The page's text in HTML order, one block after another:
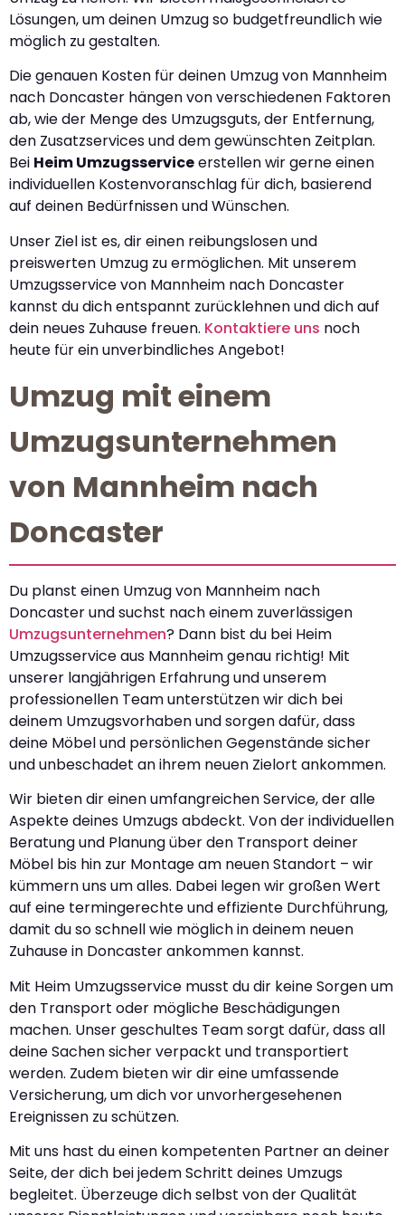
Lösungen, um deinen Umzug so budgetfreundlich wie
möglich zu gestalten.
Die genauen Kosten für deinen Umzug von Mannheim
nach Doncaster hängen von verschiedenen Faktoren
ab, wie der Menge des Umzugsguts, der Entfernung,
den Zusatzservices und dem gewünschten Zeitplan.
Bei Heim Umzugsserviceerstellen wir gerne einen
individuellen Kostenvoranschlag für dich, basierend
auf deinen Bedürfnissen und Wünschen.
Unser Ziel ist es, dir einen reibungslosen und
preiswerten Umzug zu ermöglichen. Mit unserem
Umzugsservice von Mannheim nach Doncaster
kannst du dich entspannt zurücklehnen und dich auf
dein neues Zuhause freuen. Kontaktiere uns noch
heute für ein unverbindliches Angebot!
Umzug mit einem
Umzugsunternehmen
von Mannheim nach
Doncaster
Du planst einen Umzug von Mannheim nach
Doncaster und suchst nach einem zuverlässigen
Umzugsunternehmen? Dann bist du bei Heim
Umzugsservice aus Mannheim genau richtig! Mit
unserer langjährigen Erfahrung und unserem
professionellen Team unterstützen wir dich bei
deinem Umzugsvorhaben und sorgen dafür, dass
deine Möbel und persönlichen Gegenstände sicher
und unbeschadet an ihrem neuen Zielort ankommen.
Wir bieten dir einen umfangreichen Service, der alle
Aspekte deines Umzugs abdeckt. Von der individuellen
Beratung und Planung über den Transport deiner
Möbel bis hin zur Montage am neuen Standort – wir
kümmern uns um alles. Dabei legen wir großen Wert
auf eine termingerechte und effiziente Durchführung,
damit du so schnell wie möglich in deinem neuen
Zuhause in Doncaster ankommen kannst.
Mit Heim Umzugsservice musst du dir keine Sorgen um
den Transport oder mögliche Beschädigungen
machen. Unser geschultes Team sorgt dafür, dass all
deine Sachen sicher verpackt und transportiert
werden. Zudem bieten wir dir eine umfassende
Versicherung, um dich vor unvorhergesehenen
Ereignissen zu schützen.
Mit uns hast du einen kompetenten Partner an deiner
Seite, der dich bei jedem Schritt deines Umzugs
begleitet. Überzeuge dich selbst von der Qualität